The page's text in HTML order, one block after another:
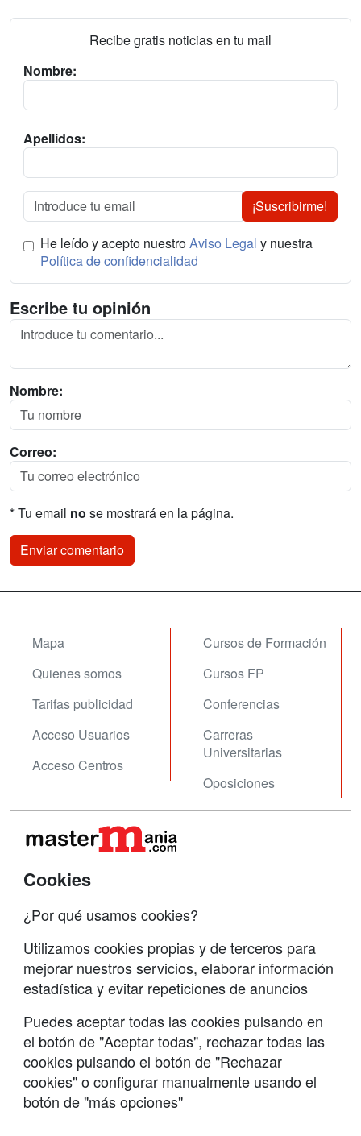
Recibe gratis noticias en tu mail
Nombre:
Apellidos:
¡Suscribirme!
He leído y acepto nuestroAviso Legal y nuestra
Política de confidencialidad
Escribe tu opinión
Nombre:
Correo:
* Tu email no se mostrará en la página.
Mapa
Quienes somos
Tarifas publicidad
Acceso Usuarios
Acceso Centros
Cursos de Formación
Cursos FP
Conferencias
Carreras
Universitarias
Oposiciones
Contactar
Aviso legal
Copyleft
Cookies
¿Por qué usamos cookies?
Utilizamos cookies propias y de terceros para
mejorar nuestros servicios, elaborar información
estadística y evitar repeticiones de anuncios
Puedes aceptar todas las cookies pulsando en
el botón de "Aceptar todas", rechazar todas las
cookies pulsando el botón de "Rechazar
cookies" o configurar manualmente usando el
botón de "más opciones"